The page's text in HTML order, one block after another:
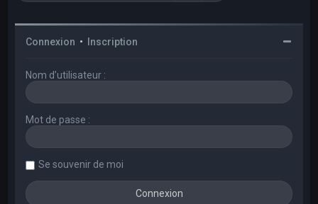
Connexion • Inscription
Nom d’utilisateur :
Mot de passe :
Se souvenir de moi